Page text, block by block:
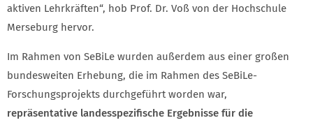
aktiven Lehrkräften“, hob Prof. Dr. Voß von der Hochschule
Merseburg hervor.
Im Rahmen von SeBiLe wurden außerdem aus einer großen
bundesweiten Erhebung, die im Rahmen des SeBiLe-
Forschungsprojekts durchgeführt worden war,
repräsentative landesspezifische Ergebnisse für die